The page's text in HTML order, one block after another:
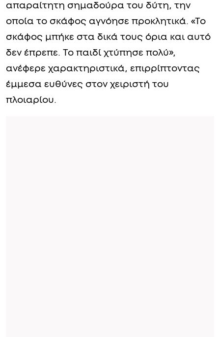
απαραίτητη σημαδούρα του δύτη, την
οποία το σκάφος αγνόησε προκλητικά. «Το
σκάφος μπήκε στα δικά τους όρια και αυτό
δεν έπρεπε. Το παιδί χτύπησε πολύ»,
ανέφερε χαρακτηριστικά, επιρρίπτοντας
έμμεσα ευθύνες στον χειριστή του
πλοιαρίου.